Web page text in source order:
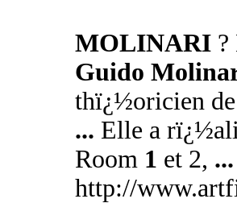
MOLINARI
Guido
thï¿½oricien
... Elle a
Room 1 et 2, ...
http://